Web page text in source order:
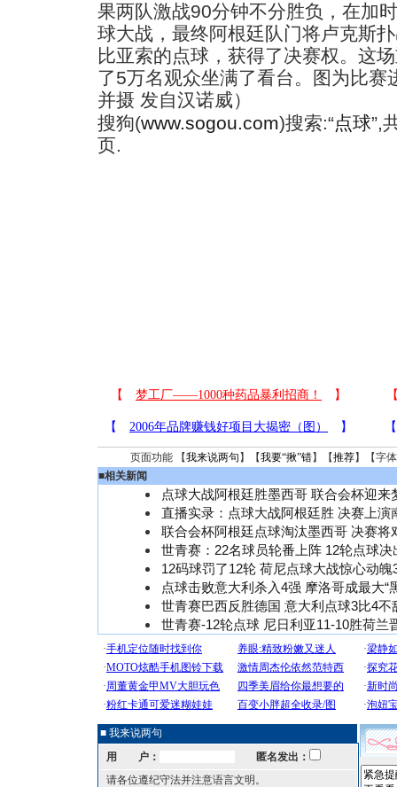
果两队激战90分钟不分胜负，在加
球大战，最终阿根廷队门将卢克斯
比亚索的点球，获得了决赛权。这
了5万名观众坐满了看台。图为比赛
并摄 发自汉诺威）
搜狗(www.sogou.com)搜索:“点球”,
页.
页面功能 【我来说两句 】【我要“揪”错】【推荐】【字
■相关新闻
点球大战阿根廷胜墨西哥 联合会杯迎来
直播实录：点球大战阿根廷胜 决赛上演
联合会杯阿根廷点球淘汰墨西哥 决赛将
世青赛：22名球员轮番上阵 12轮点球决
12码球罚了12轮 荷尼点球大战惊心动魄
点球击败意大利杀入4强 摩洛哥成最大“
世青赛巴西反胜德国 意大利点球3比4不
世青赛-12轮点球 尼日利亚11-10胜荷兰
■ 我来说两句
用 户：
匿名发出：
请各位遵纪守法并注意语言文明。